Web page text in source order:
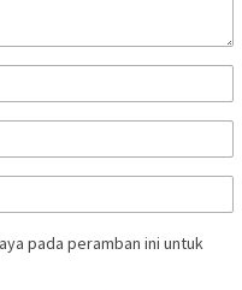
pada peramban ini untuk